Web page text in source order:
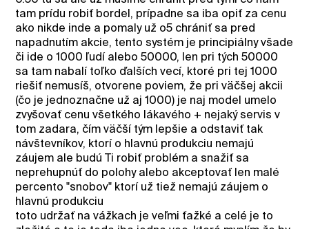
tam prídu robiť bordel, prípadne sa iba opiť za cenu
ako nikde inde a pomaly už o5 chrániť sa pred
napadnutím akcie, tento systém je principiálny všade
či ide o 1000 ľudí alebo 50000, len pri tých 50000
sa tam nabalí toľko ďalších vecí, ktoré pri tej 1000
riešiť nemusíš, otvorene poviem, že pri väčšej akcii
(čo je jednoznačne už aj 1000) je naj model umelo
zvyšovať cenu všetkého lákavého + nejaký servis v
tom zadara, čím väčší tým lepšie a odstaviť tak
návštevníkov, ktorí o hlavnú produkciu nemajú
záujem ale budú Ti robiť problém a snažiť sa
neprehupnúť do polohy alebo akceptovať len malé
percento "snobov" ktorí už tiež nemajú záujem o
hlavnú produkciu
toto udržať na vážkach je veľmi ťažké a celé je to